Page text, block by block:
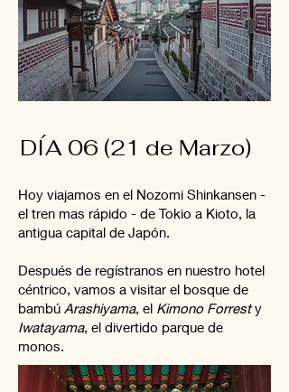
DÍA 06 (21 de Marzo)
Hoy viajamos en el Nozomi Shinkansen -
el tren mas rápido - de Tokio a Kioto, la
antigua capital de Japón.
Después de regístranos en nuestro hotel
céntrico, vamos a visitar el bosque de
bambú Arashiyama, el Kimono Forresty
Iwatayama, el divertido parque de
monos.